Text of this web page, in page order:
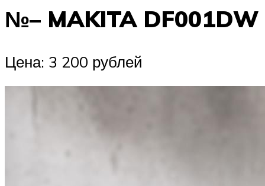
№– MAKITA DF001DW
Цена: 3 200 рублей